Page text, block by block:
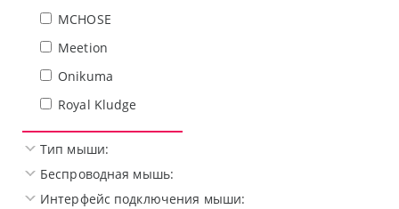
MCHOSE
Meetion
Onikuma
Royal Kludge
Тип мыши:
Беспроводная мышь:
Интерфейс подключения мыши: